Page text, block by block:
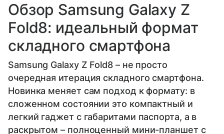
Обзор Samsung Galaxy Z
Fold8: идеальный формат
складного смартфона
Samsung Galaxy Z Fold8 – не просто
очередная итерация складного смартфона.
Новинка меняет сам подход к формату: в
сложенном состоянии это компактный и
легкий гаджет с габаритами паспорта, а в
раскрытом – полноценный мини-планшет с